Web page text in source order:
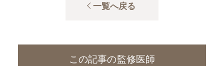
一覧へ戻る
この記事の監修医師